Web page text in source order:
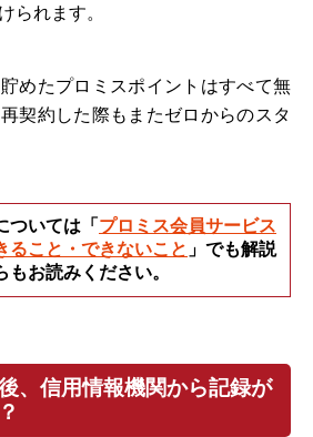
られます。
めたプロミスポイントはすべて無
契約した際もまたゼロからのスタ
ついては「 プロミス会員サービス
ること・できないこと 」でも解説
お読みください。
、信用情報機関から記録が